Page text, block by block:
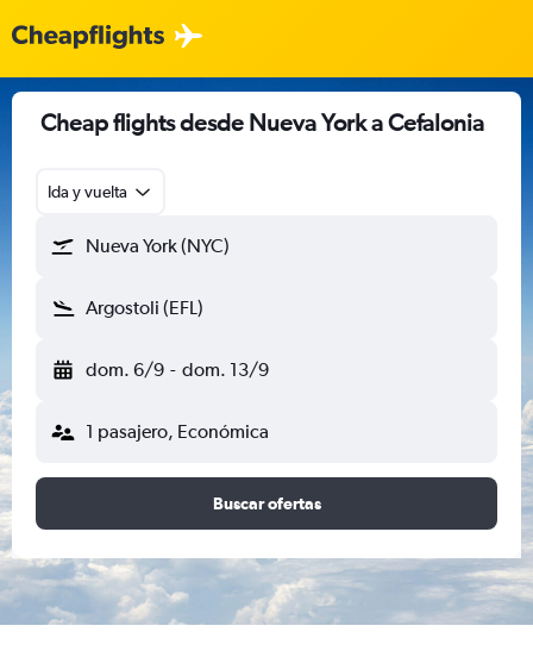
Cheap flights desde Nueva York a Cefalonia
Ida y vuelta
Nueva York (NYC)
Argostoli (EFL)
dom. 6/9 - dom. 13/9
1 pasajero, Económica
Buscar ofertas